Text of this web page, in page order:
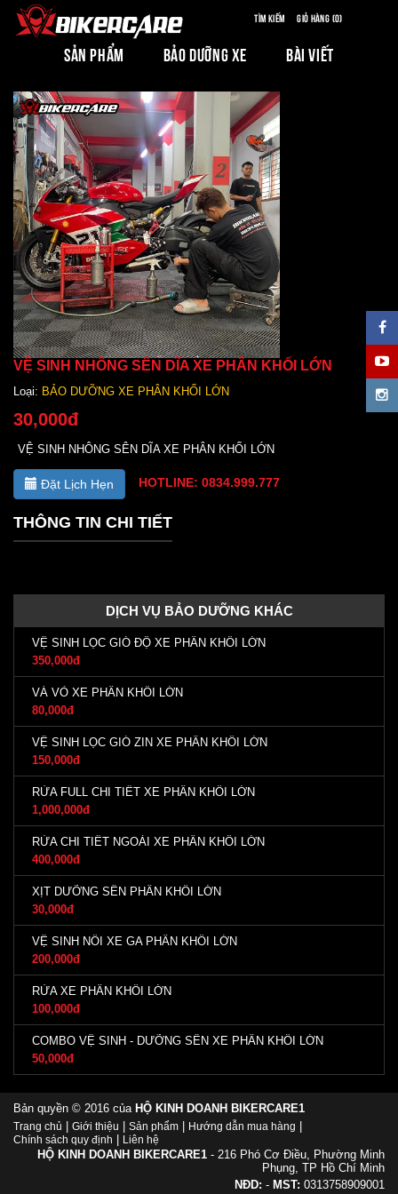
Tìm kiếm Giỏ hàng (0)
SẢN PHẨM BẢO DƯỠNG XE BÀI VIẾT
VỆ SINH NHÔNG SÊN DĨA XE PHÂN KHỐI LỚN
Loại: BẢO DƯỠNG XE PHÂN KHỐI LỚN
30,000đ
VỆ SINH NHÔNG SÊN DĨA XE PHÂN KHỐI LỚN
Đặt Lịch Hẹn HOTLINE: 0834.999.777
THÔNG TIN CHI TIẾT
DỊCH VỤ BẢO DƯỠNG KHÁC
VỆ SINH LỌC GIÓ ĐỘ XE PHÂN KHỐI LỚN
350,000đ
VÁ VỎ XE PHÂN KHỐI LỚN
80,000đ
VỆ SINH LỌC GIÓ ZIN XE PHÂN KHỐI LỚN
150,000đ
RỬA FULL CHI TIẾT XE PHÂN KHỐI LỚN
1,000,000đ
RỬA CHI TIẾT NGOÀI XE PHÂN KHỐI LỚN
400,000đ
XỊT DƯỠNG SÊN PHÂN KHỐI LỚN
30,000đ
VỆ SINH NỒI XE GA PHÂN KHỐI LỚN
200,000đ
RỬA XE PHÂN KHỐI LỚN
100,000đ
COMBO VỆ SINH - DƯỠNG SÊN XE PHÂN KHỐI LỚN
50,000đ
Bản quyền © 2016 của HỘ KINH DOANH BIKERCARE1
Trang chủ Giới thiệu Sản phẩm Hướng dẫn mua hàng
Chính sách quy định Liên hệ
HỘ KINH DOANH BIKERCARE1 - 216 Phó Cơ Điều, Phường Minh
Phụng, TP Hồ Chí Minh
NĐD: - MST: 0313758909001